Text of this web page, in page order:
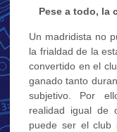
Pese a todo, la
Un madridista no
la frialdad de la
convertido en el
ganado tanto
subjetivo. Por
realidad igual de
puede ser el club